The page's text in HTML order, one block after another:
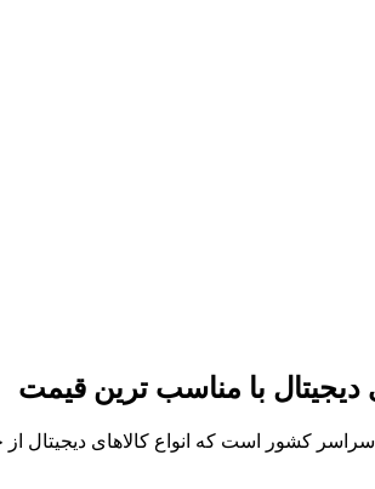
دیجیتال با مناسب ترین قیمت
سراسر کشور است که انواع کالاهای